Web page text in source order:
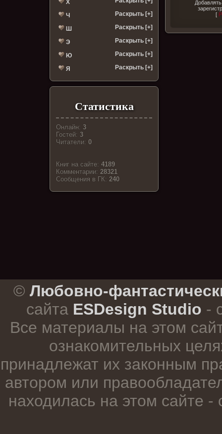
Х
Ч Раскрыть [+]
Ш Раскрыть [+]
Э Раскрыть [+]
Ю Раскрыть [+]
Я Раскрыть [+]
Статистика
Онлайн:3
Гостей:3
Читатели:0
Книг на сайте:4189
Комментарии:28321
Cообщения в ГК:240
[
© Любовно-
сайта ESDesign Studio -
Все материалы на этом
ознакомительных
принадлежат их законным
автором или
находилась на этом сайте